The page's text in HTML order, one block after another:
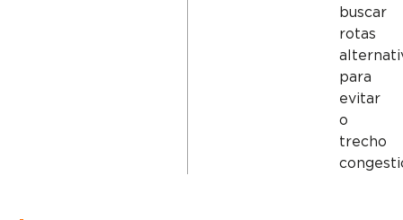
buscar
rotas
para
evitar
o
trecho